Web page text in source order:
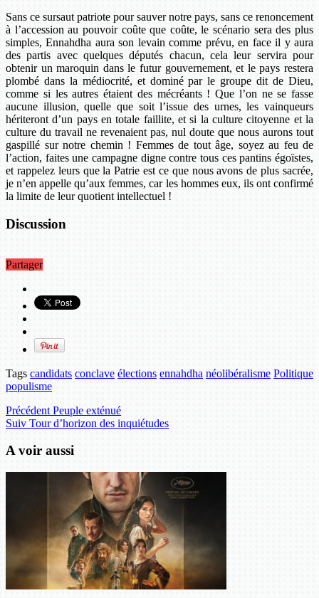
Sans ce sursaut patriote pour sauver notre pays, sans ce renoncement
à l’accession au pouvoir coûte que coûte, le scénario sera des plus
simples, Ennahdha aura son levain comme prévu, en face il y aura
des partis avec quelques députés chacun, cela leur servira pour
obtenir un maroquin dans le futur gouvernement, et le pays restera
plombé dans la médiocrité, et dominé par le groupe dit de Dieu,
comme si les autres étaient des mécréants ! Que l’on ne se fasse
aucune illusion, quelle que soit l’issue des urnes, les vainqueurs
hériteront d’un pays en totale faillite, et si la culture citoyenne et la
culture du travail ne revenaient pas, nul doute que nous aurons tout
gaspillé sur notre chemin ! Femmes de tout âge, soyez au feu de
l’action, faites une campagne digne contre tous ces pantins égoïstes,
et rappelez leurs que la Patrie est ce que nous avons de plus sacrée,
je n’en appelle qu’aux femmes, car les hommes eux, ils ont confirmé
la limite de leur quotient intellectuel !
Discussion
Partager
Tags candidats conclave élections ennahdha néolibéralisme Politique
populisme
Précédent Peuple exténué
Suiv Tour d’horizon des inquiétudes
A voir aussi